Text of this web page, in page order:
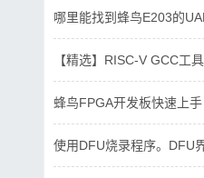
哪里能找到蜂鸟E203的
【精选】RISC-V GCC工
蜂鸟FPGA开发板快速上手
使用DFU烧录程序。DFU